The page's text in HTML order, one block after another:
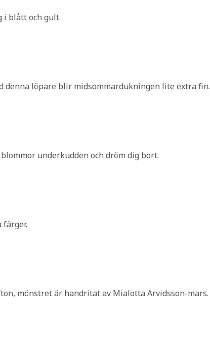
i blått och gult.
denna löpare blir midsommardukningen lite extra fin.
underkudden och dröm dig bort.
färger.
mönstret är handritat av Mialotta Arvidsson-mars.